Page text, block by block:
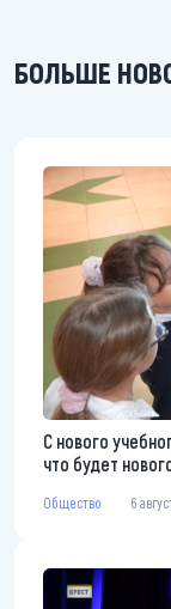
БОЛЬШЕ
С нового
что будет
Общество 6